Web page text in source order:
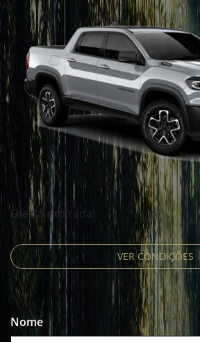
Oferta expirada!
VER CONDIÇÕES
Nome